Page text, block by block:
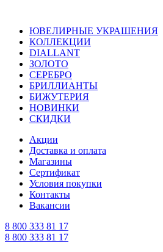
ЮВЕЛИРНЫЕ УКРАШЕНИЯ
КОЛЛЕКЦИИ
DIALLANT
ЗОЛОТО
СЕРЕБРО
БРИЛЛИАНТЫ
БИЖУТЕРИЯ
НОВИНКИ
СКИДКИ
Акции
Доставка и оплата
Магазины
Сертификат
Условия покупки
Контакты
Вакансии
8 800 333 81 17
8 800 333 81 17